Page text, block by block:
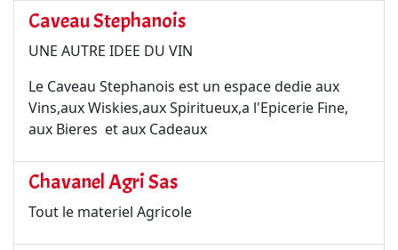
Caveau Stephanois
UNE AUTRE IDEE DU VIN
Le Caveau Stephanois est un espace dedie aux
Vins,aux Wiskies,aux Spiritueux,a l'Epicerie Fine,
aux Bieres et aux Cadeaux
Chavanel Agri Sas
Tout le materiel Agricole